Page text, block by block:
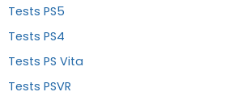
Tests PS5
Tests PS4
Tests PS Vita
Tests PSVR